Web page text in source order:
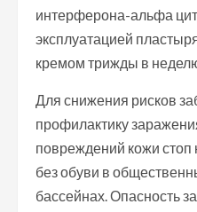
интерферона-альфа
эксплуатацией
кремом трижды в
Для снижения рисков
профилактику
повреждений кожи стоп
без обуви в
бассейнах. Опасность